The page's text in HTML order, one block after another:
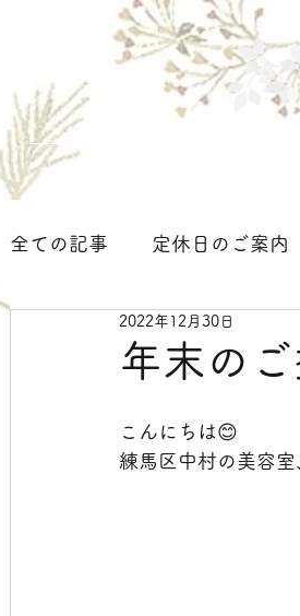
全ての記事 定休日のご案内
着付け、ヘアセット＜大人
年末の
2022年12月30日
こんにちは😊
練馬区中村の美容